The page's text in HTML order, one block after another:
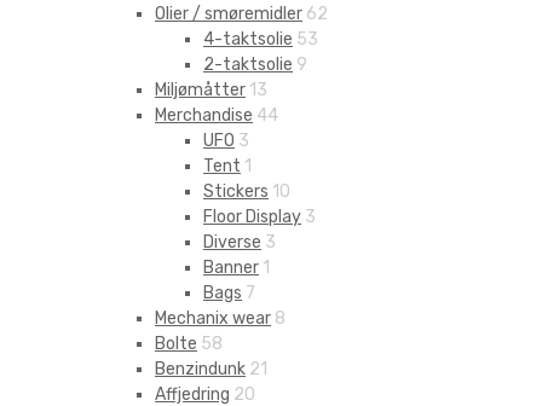
Olier / smøremidler 62
4-taktsolie 53
2-taktsolie 9
Miljømåtter 13
Merchandise 44
UFO 3
Tent 1
Stickers 10
Floor Display 3
Diverse 3
Banner 1
Bags 7
Mechanix wear 8
Bolte 58
Benzindunk 21
Affjedring 20